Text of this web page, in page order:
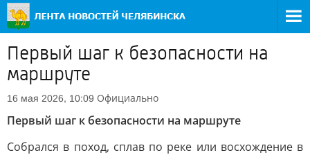
Первый шаг к безопасности на
маршруте
16 мая 2026, 10:09 Официально
Первый шаг к безопасности на маршруте
Собрался в поход, сплав по реке или восхождение в